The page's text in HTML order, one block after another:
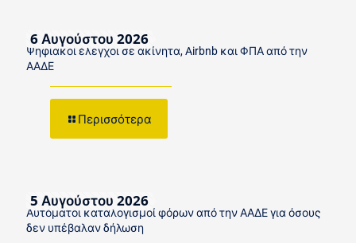
6 Αυγούστου 2026
Ψηφιακοί έλεγχοι σε ακίνητα, Airbnb και ΦΠΑ από την
ΑΑΔΕ
Περισσότερα
5 Αυγούστου 2026
Αυτόματοι καταλογισμοί φόρων από την ΑΑΔΕ για όσους
δεν υπέβαλαν δήλωση